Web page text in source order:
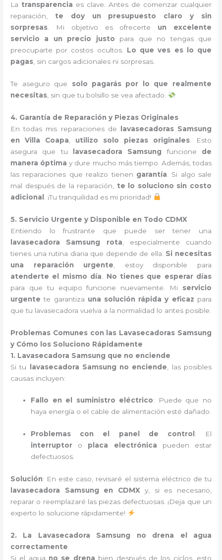
La transparencia es clave. Antes de comenzar cualquier
reparación, te doy un presupuesto claro y sin
sorpresas . Mi objetivo es ofrecerte un excelente
servicio a un precio justo para que no tengas que
preocuparte por costos ocultos. Lo que ves es lo que
pagas , sin cargos adicionales ni sorpresas.
Te aseguro que solo pagarás por lo que realmente
necesitas , sin que tu bolsillo se vea afectado.
4. Garantía de Reparación y Piezas Originales
En todas mis reparaciones de
lavasecadoras Samsung
en Villa Coapa
utilizo solo piezas originales . Esto
asegura que tu
lavasecadora Samsung funcione de
manera óptima y dure mucho más tiempo. Además, todas
las reparaciones que realizo tienen garantía . Si algo sale
mal después de la reparación, te lo soluciono sin costo
adicional
. ¡Tu tranquilidad es mi prioridad!
5. Servicio Urgente y Disponible en Todo CDMX
Entiendo lo frustrante que puede ser tener una
lavasecadora Samsung rota , especialmente cuando
tienes una rutina diaria que depende de ella. Si necesitas
una reparación urgente , estoy disponible para
atenderte el mismo día
No tienes que esperar días
para que tu equipo funcione nuevamente. Mi servicio
urgente te garantiza una solución rápida y eficaz para
que tu lavasecadora vuelva a la normalidad lo antes posible.
Problemas Comunes con las Lavasecadoras Samsung
y Cómo los Soluciono Rápidamente
1. Lavasecadora Samsung que no enciende
Si tu lavasecadora Samsung no enciende , las posibles
causas incluyen:
Fallo en el suministro eléctrico: Puede que no
haya energía o el cable de alimentación esté dañado.
Problemas con el panel de control : El
interruptor o placa electrónica pueden estar
defectuosos.
Solución: En este caso, revisaré el sistema eléctrico de tu
lavasecadora Samsung en CDMX y, si es necesario,
reparar o reemplazaré las piezas defectuosas. ¡Deja que un
experto lo solucione rápidamente!
2. La Lavasecadora Samsung no drena el agua
correctamente
Si el agua no se drena bien después de los ciclos, esto